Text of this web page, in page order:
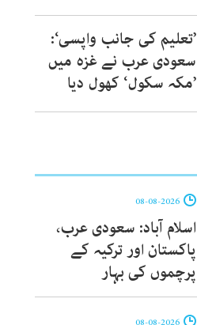
’تعلیم کی جانب واپسی‘:
سعودی عرب نے غزہ میں
’مکہ سکول‘ کھول دیا
اسلام آباد: سعودی عرب،
پاکستان اور ترکیہ کے
پرچموں کی بہار